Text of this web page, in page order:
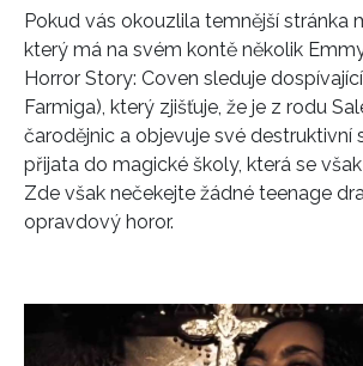
Pokud vás okouzlila temnější stránka
který má na svém kontě několik
Horror Story: Coven sleduje
Farmiga), který zjišťuje, že je z rodu
čarodějnic a objevuje své destruktivní
přijata do magické školy, která se
Zde však nečekejte žádné teenage
opravdový horor.